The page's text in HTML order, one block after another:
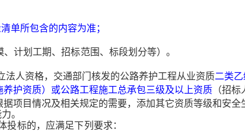
单所包含的内容为准；
、计划 工期、招标范围 、 标段划分等）。
法人资格，交通部门核发的公路养护工程从业资质二类
护资质）或公路工程施工总承包三级及以上资质（招标
据项目情况及相关规定的需要，添加其它资质等级和安全
。
投标的，应满足下列要求：